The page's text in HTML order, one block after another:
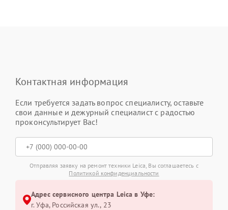
Контактная информация
Если требуется задать вопрос специалисту, оставьте
свои данные и дежурный специалист с радостью
проконсультирует Вас!
Отправляя заявку на ремонт техники Leica, Вы соглашаетесь с
Политикой конфиденциальности
Адрес сервисного центра Leica в Уфе:
г. Уфа, Российская ул., 23